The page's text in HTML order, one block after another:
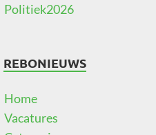
Politiek2026
REBONIEUWS
Home
Vacatures